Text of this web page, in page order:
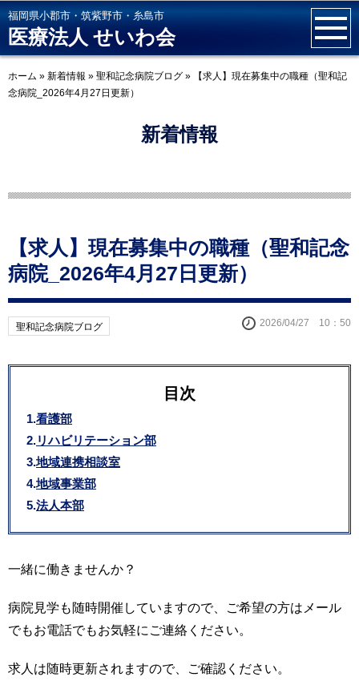
福岡県小郡市・筑紫野市・糸島市
医療法人 せいわ会
ホーム » 新着情報 » 聖和記念病院ブログ »
【求人】現在募集中の職種（聖和記
念病院_2026年4月27日更新）
新着情報
【求人】現在募集中の職種（聖和記念
病院_2026年4月27日更新）
聖和記念病院ブログ 2026/04/27 10：50
目次
看護部
リハビリテーション部
地域連携相談室
地域事業部
法人本部
一緒に働きませんか？
病院見学も随時開催していますので、ご希望の方はメール
でもお電話でもお気軽にご連絡ください。
求人は随時更新されますので、ご確認ください。